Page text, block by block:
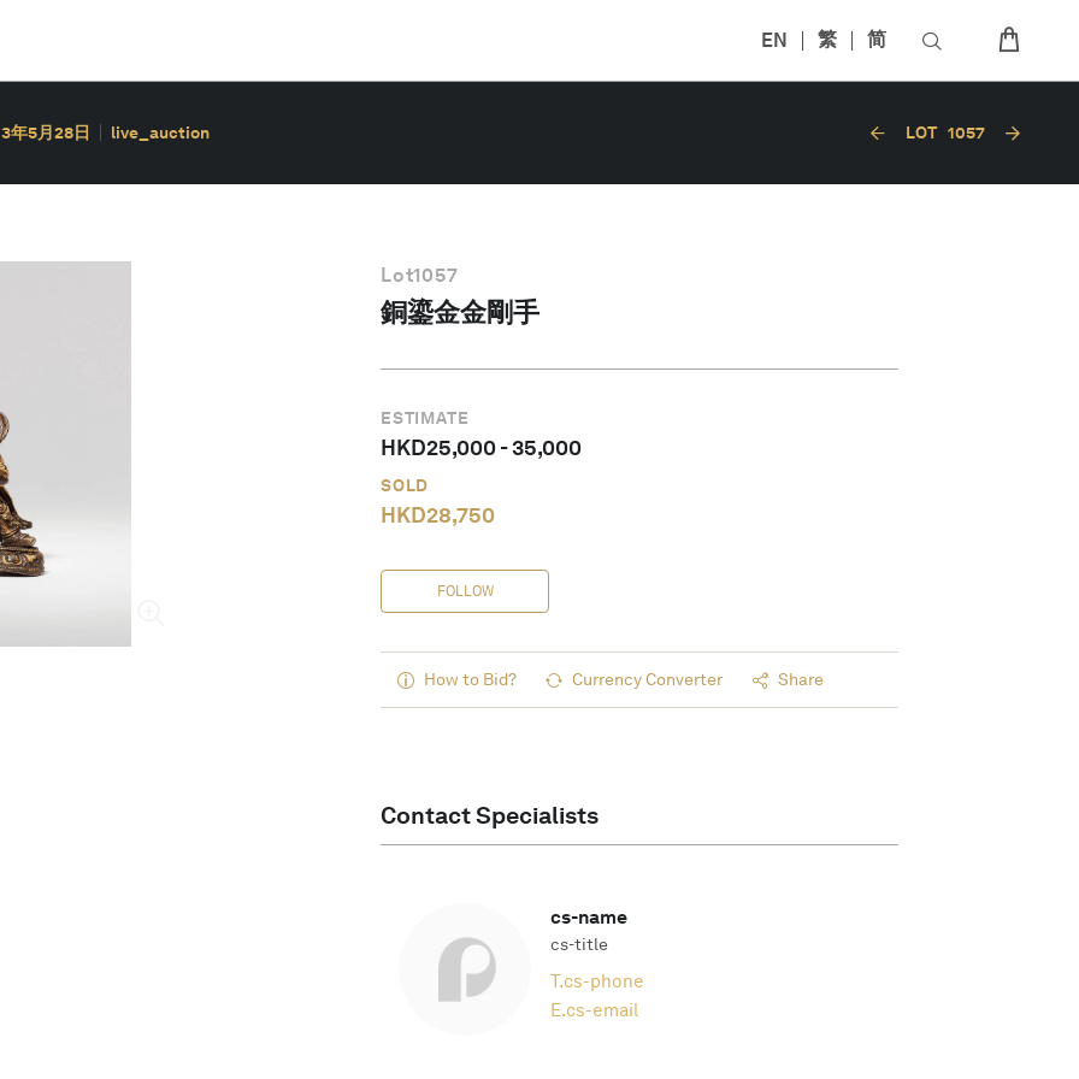
EN 繁 简
年5月28日 live_auction LOT 1057
Lot1057
銅鎏金金剛手
ESTIMATE
HKD25,000-35,000
SOLD
HKD28,750
FOLLOW
How to Bid? Currency Converter Share
Contact Specialists
cs-name
cs-title
T.cs-phone
E.cs-email